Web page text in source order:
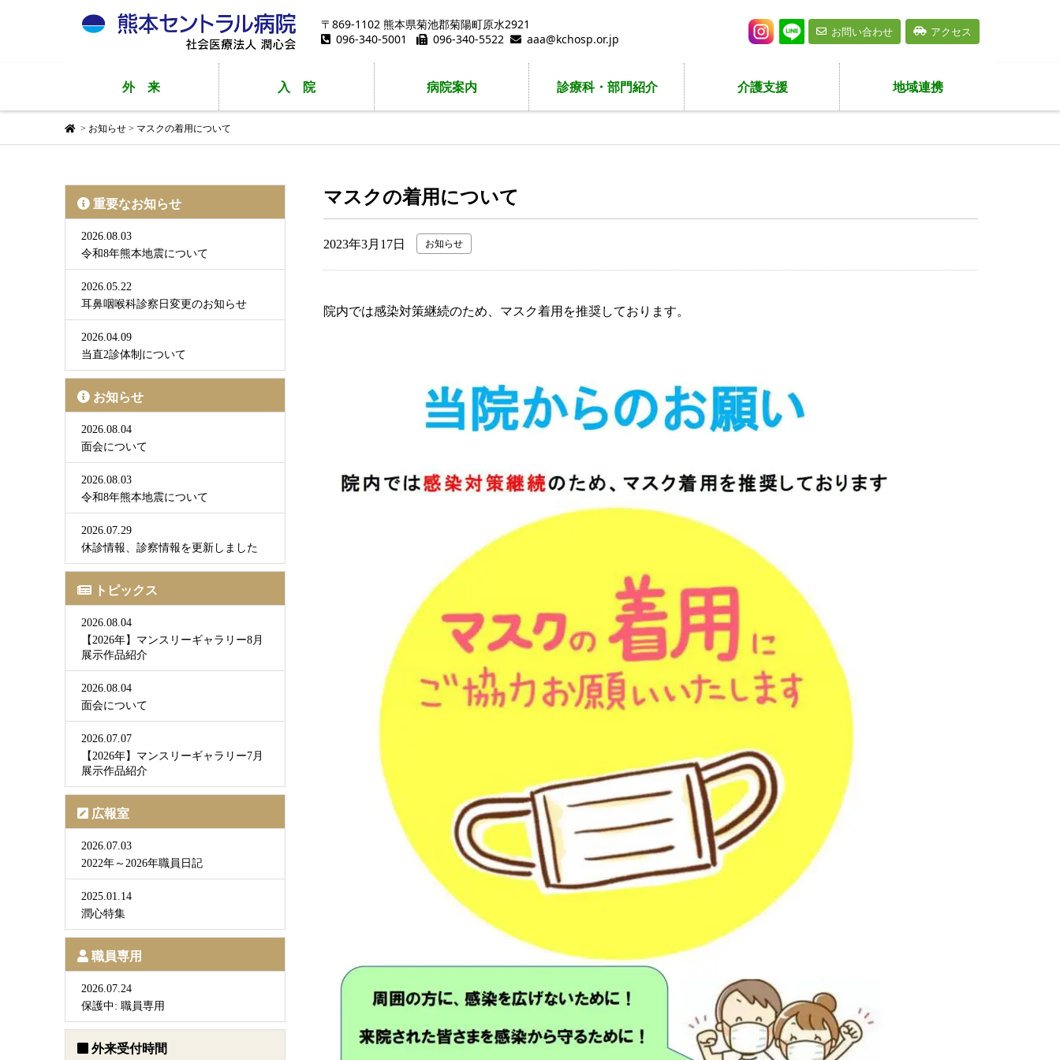
〒869-1102 熊本県菊池郡菊陽町原水2921
096-340-5001
096-340-5522 aaa@kchosp.or.jp アクセス
お問い合わせ
外来 入院 病院案内 診療科・部門紹介 介護支援 地域連携
> お知らせ > マスクの着用について
マスクの着用について
2023年3月17日 お知らせ
院内では感染対策継続のため、マスク着用を推奨しております。
重要なお知らせ
2026.08.03
令和8年熊本地震について
2026.05.22
耳鼻咽喉科診察日変更のお知らせ
2026.04.09
当直2診体制について
お知らせ
2026.08.04
面会について
2026.08.03
令和8年熊本地震について
2026.07.29
休診情報、診察情報を更新しました
トピックス
2026.08.04
【2026年】マンスリーギャラリー8月
展示作品紹介
2026.08.04
面会について
2026.07.07
【2026年】マンスリーギャラリー7月
展示作品紹介
広報室
2026.07.03
2022年～2026年職員日記
2025.01.14
潤心特集
職員専用
2026.07.24
保護中: 職員専用
外来受付時間